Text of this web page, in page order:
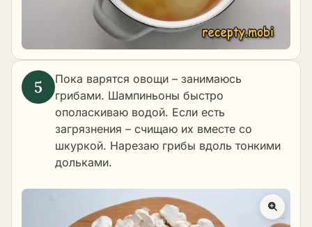
Пока варятся овощи – занимаюсь
грибами. Шампиньоны быстро
ополаскиваю водой. Если есть
загрязнения – счищаю их вместе со
шкуркой. Нарезаю грибы вдоль тонкими
дольками.